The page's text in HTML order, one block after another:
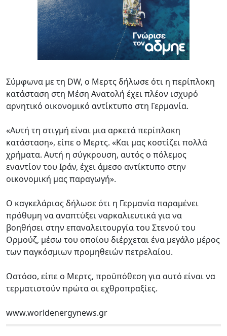
Σύμφωνα με τη DW, ο Μερτς δήλωσε ότι η περίπλοκη
κατάσταση στη Μέση Ανατολή έχει πλέον ισχυρό
αρνητικό οικονομικό αντίκτυπο στη Γερμανία.
«Αυτή τη στιγμή είναι μια αρκετά περίπλοκη
κατάσταση», είπε ο Μερτς. «Και μας κοστίζει πολλά
χρήματα. Αυτή η σύγκρουση, αυτός ο πόλεμος
εναντίον του Ιράν, έχει άμεσο αντίκτυπο στην
οικονομική μας παραγωγή».
Ο καγκελάριος δήλωσε ότι η Γερμανία παραμένει
πρόθυμη να αναπτύξει ναρκαλιευτικά για να
βοηθήσει στην επαναλειτουργία του Στενού του
Ορμούζ, μέσω του οποίου διέρχεται ένα μεγάλο μέρος
των παγκόσμιων προμηθειών πετρελαίου.
Ωστόσο, είπε ο Μερτς, προϋπόθεση για αυτό είναι να
τερματιστούν πρώτα οι εχθροπραξίες.
www.worldenergynews.gr